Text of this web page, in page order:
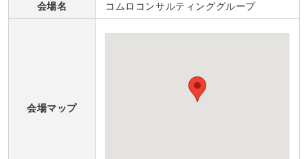
会場名 コムロコンサルティンググループ
会場マップ